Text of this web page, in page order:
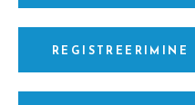
REGISTREERIMINE